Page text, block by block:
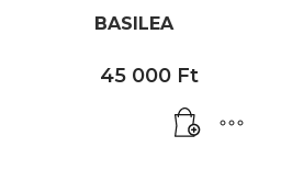
BASILEA
45 000 Ft